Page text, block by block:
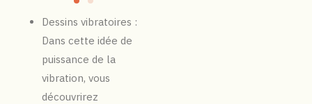
Dessins vibratoires :
Dans cette idée de
puissance de la
vibration, vous
découvrirez